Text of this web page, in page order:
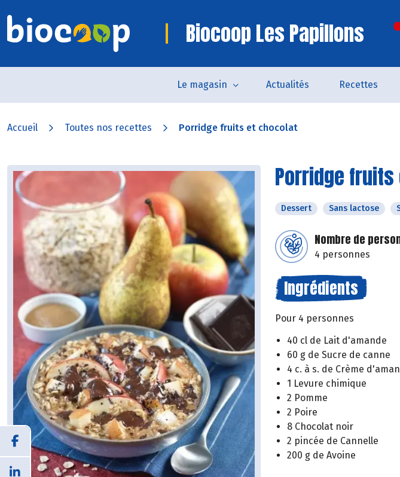
Biocoop Les Papillons
Le magasin Actualités Recettes
Accueil Toutes nos recettes Porridge fruits et chocolat
Porridge
Dessert Sans lactose
Nombre de
4 personnes
Ingrédients
Pour 4 personnes
40 cl de Lait d'amande
60 g de Sucre de canne
4 c. à s. de Crème
1 Levure chimique
2 Pomme
2 Poire
8 Chocolat noir
2 pincée de Cannelle
200 g de Avoine